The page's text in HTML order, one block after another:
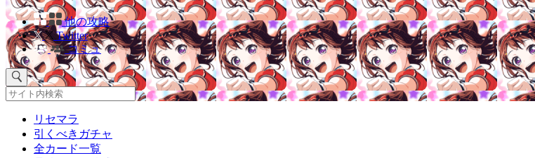
他の攻略
Twitter
コミュ
リセマラ
引くべきガチャ
全カード一覧